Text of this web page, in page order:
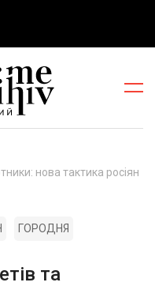
нова тактика росіян
ГОРОДНЯ
та